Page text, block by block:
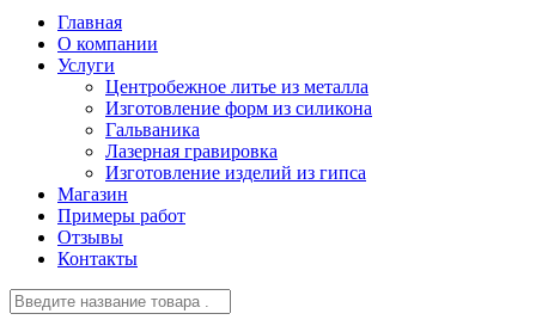
Главная
О компании
Услуги
Центробежное литье из металла
Изготовление форм из силикона
Гальваника
Лазерная гравировка
Изготовление изделий из гипса
Магазин
Примеры работ
Отзывы
Контакты